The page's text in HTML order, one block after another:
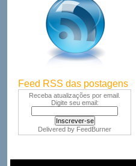
Feed RSS das postagens
Receba atualizações por email.
Digite seu email:
Delivered by FeedBurner